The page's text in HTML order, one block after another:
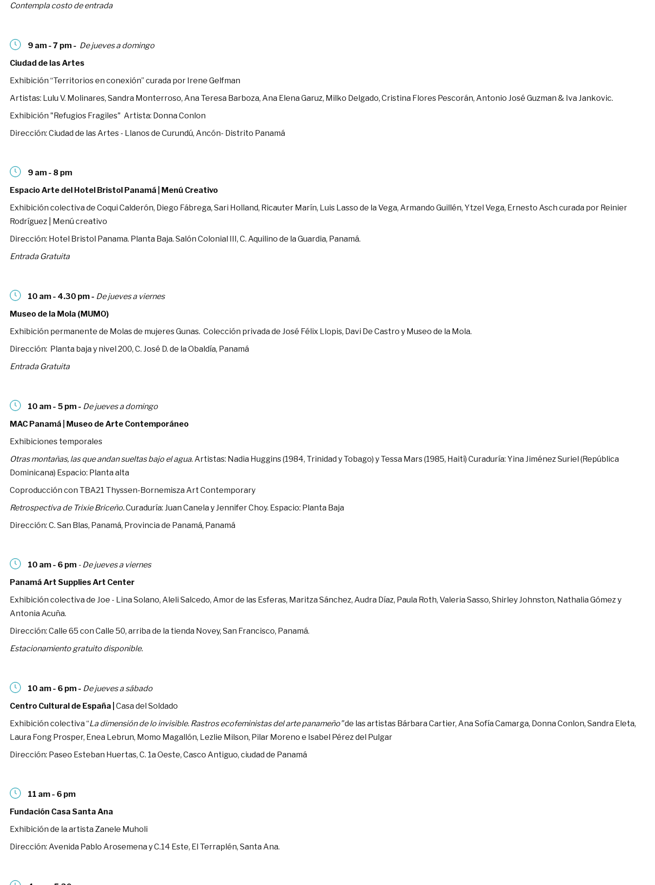
Contempla costo de entrada
9 am - 7 pm - De jueves a domingo
Ciudad de las Artes
Exhibición “Territorios en conexión” curada por Irene Gelfman
Artistas: Lulu V. Molinares, Sandra Monterroso, Ana Teresa Barboza, Ana Elena Garuz, Milko Delgado, Cristina Flores Pescorán, Antonio José Guzman & Iva Jankovic.
Exhibición "Refugios Fragiles" Artista: Donna Conlon
Dirección: Ciudad de las Artes - Llanos de Curundú, Ancón- Distrito Panamá
9 am - 8 pm
Espacio Arte del Hotel Bristol Panamá | Menú Creativo
Exhibición colectiva de Coqui Calderón, Diego Fábrega, Sari Holland, Ricauter Marín, Luis Lasso de la Vega, Armando Guillén, Ytzel Vega, Ernesto Asch curada por Reinier
Rodríguez | Menú creativo
Dirección: Hotel Bristol Panama. Planta Baja. Salón Colonial III, C. Aquilino de la Guardia, Panamá.
Entrada Gratuita
10 am - 4.30 pm - De jueves a viernes
Museo de la Mola (MUMO)
Exhibición permanente de Molas de mujeres Gunas. Colección privada de José Félix Llopis, Davi De Castro y Museo de la Mola.
Dirección: Planta baja y nivel 200, C. José D. de la Obaldía, Panamá
Entrada Gratuita
10 am - 5 pm - De jueves a domingo
MAC Panamá | Museo de Arte Contemporáneo
Exhibiciones temporales
Otras montañas, las que andan sueltas bajo el agua. Artistas: Nadia Huggins (1984, Trinidad y Tobago) y Tessa Mars (1985, Haití) Curaduría: Yina Jiménez Suriel (República
Dominicana) Espacio: Planta alta
Coproducción con TBA21 Thyssen-Bornemisza Art Contemporary
Retrospectiva de Trixie Briceño.Curaduría: Juan Canela y Jennifer Choy. Espacio: Planta Baja
Dirección: C. San Blas, Panamá, Provincia de Panamá, Panamá
10 am - 6 pm - De jueves a viernes
Panamá Art Supplies Art Center
Exhibición colectiva de Joe - Lina Solano, Aleli Salcedo, Amor de las Esferas, Maritza Sánchez, Audra Díaz, Paula Roth, Valeria Sasso, Shirley Johnston, Nathalia Gómez y
Antonia Acuña.
Dirección: Calle 65 con Calle 50, arriba de la tienda Novey, San Francisco, Panamá.
Estacionamiento gratuito disponible.
10 am - 6 pm - De jueves a sábado
Centro Cultural de España | Casa del Soldado
Exhibición ​​colectiva “La dimensión de lo invisible. Rastros ecofeministas del arte panameño”de las artistas Bárbara Cartier, Ana Sofía Camarga, Donna Conlon, Sandra Eleta,
Laura Fong Prosper, Enea Lebrun, Momo Magallón, Lezlie Milson, Pilar Moreno e Isabel Pérez del Pulgar
Dirección: Paseo Esteban Huertas, C. 1a Oeste, Casco Antiguo, ciudad de Panamá
11 am - 6 pm
Fundación Casa Santa Ana
Exhibición de la artista Zanele Muholi
Dirección: Avenida Pablo Arosemena y C.14 Este, El Terraplén, Santa Ana.